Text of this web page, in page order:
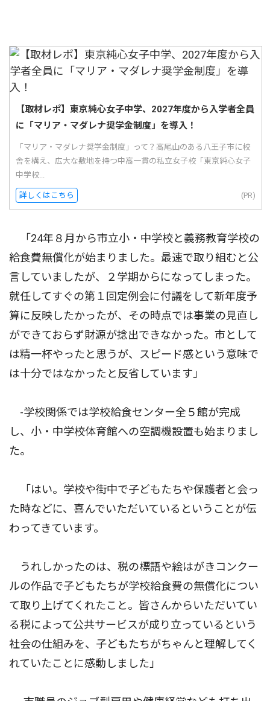
【取材レポ】東京純心女子中学、2027年度から入学者全員
に「マリア・マダレナ奨学金制度」を導入！
「マリア・マダレナ奨学金制度」って？高尾山のある八王子市に校
舎を構え、広大な敷地を持つ中高一貫の私立女子校「東京純心女子
中学校...
詳しくはこちら (PR)
「24年８月から市立小・中学校と義務教育学校の
給食費無償化が始まりました。最速で取り組むと公
言していましたが、２学期からになってしまった。
就任してすぐの第１回定例会に付議をして新年度予
算に反映したかったが、その時点では事業の見直し
ができておらず財源が捻出できなかった。市として
は精一杯やったと思うが、スピード感という意味で
は十分ではなかったと反省しています」
-学校関係では学校給食センター全５館が完成
し、小・中学校体育館への空調機設置も始まりまし
た。
「はい。学校や街中で子どもたちや保護者と会っ
た時などに、喜んでいただいているということが伝
わってきています。
うれしかったのは、税の標語や絵はがきコンクー
ルの作品で子どもたちが学校給食費の無償化につい
て取り上げてくれたこと。皆さんからいただいてい
る税によって公共サービスが成り立っているという
社会の仕組みを、子どもたちがちゃんと理解してく
れていたことに感動しました」